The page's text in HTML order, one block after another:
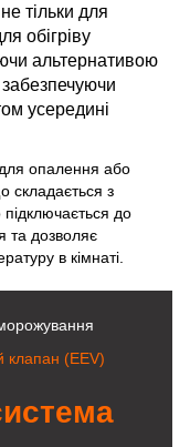
тільки для
обігріву
альтернативою
усередині
опалення або
складається з
до
та дозволяє
в кімнаті.
клапан (EEV)